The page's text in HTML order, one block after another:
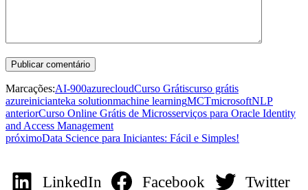
Marcações:AI-900azurecloudCurso Grátiscurso grátis
azureinicianteka solutionmachine learningMCTmicrosoftNLP
anteriorCurso Online Grátis de Microsserviços para Oracle Identity
and Access Management
próximoData Science para Iniciantes: Fácil e Simples!
LinkedIn Facebook Twitter